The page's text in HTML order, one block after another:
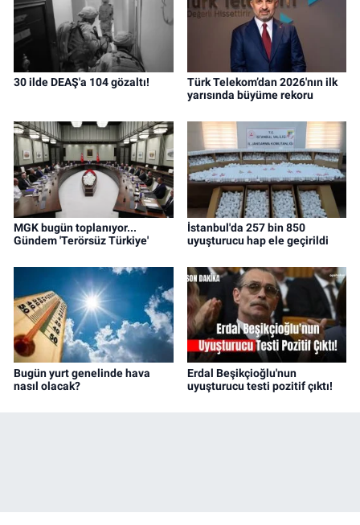
30 ilde DEAŞ'a 104 gözaltı!
Türk Telekom’dan 2026'nın ilk
yarısında büyüme rekoru
MGK bugün toplanıyor...
Gündem 'Terörsüz Türkiye'
İstanbul'da 257 bin 850
uyuşturucu hap ele geçirildi
Bugün yurt genelinde hava
nasıl olacak?
Erdal Beşikçioğlu'nun
uyuşturucu testi pozitif çıktı!